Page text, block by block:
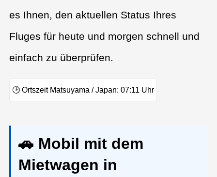
es Ihnen, den aktuellen Status Ihres
Fluges für heute und morgen schnell und
einfach zu überprüfen.
🕒 Ortszeit Matsuyama / Japan: 07:11 Uhr
🚗 Mobil mit dem
Mietwagen in